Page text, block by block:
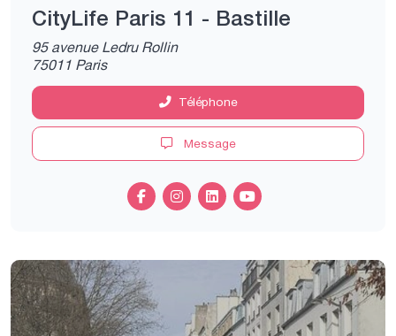
CityLife Paris 11 - Bastille
95 avenue Ledru Rollin
75011 Paris
Téléphone
Message